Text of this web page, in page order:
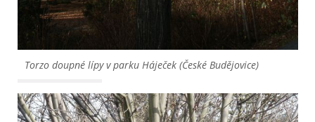
Torzo doupné lípy v parku Háječek (České Budějovice)